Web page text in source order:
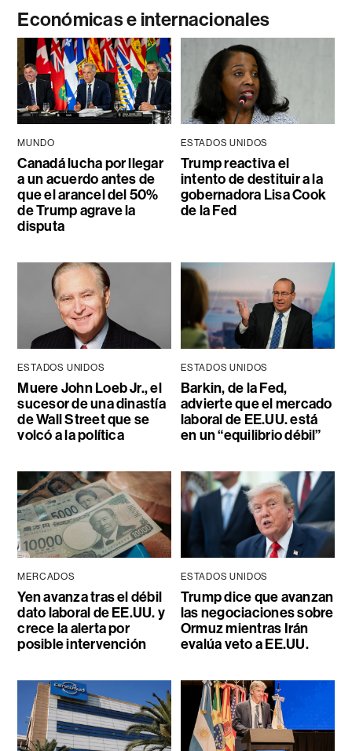
Económicas e internacionales
MUNDO
Canadá lucha por llegar
a un acuerdo antes de
que el arancel del 50%
de Trump agrave la
disputa
ESTADOS UNIDOS
Trump reactiva el
intento de destituir a la
gobernadora Lisa Cook
de la Fed
ESTADOS UNIDOS
Muere John Loeb Jr., el
sucesor de una dinastía
de Wall Street que se
volcó a la política
ESTADOS UNIDOS
Barkin, de la Fed,
advierte que el mercado
laboral de EE.UU. está
en un “equilibrio débil”
MERCADOS
Yen avanza tras el débil
dato laboral de EE.UU. y
crece la alerta por
posible intervención
ESTADOS UNIDOS
Trump dice que avanzan
las negociaciones sobre
Ormuz mientras Irán
evalúa veto a EE.UU.